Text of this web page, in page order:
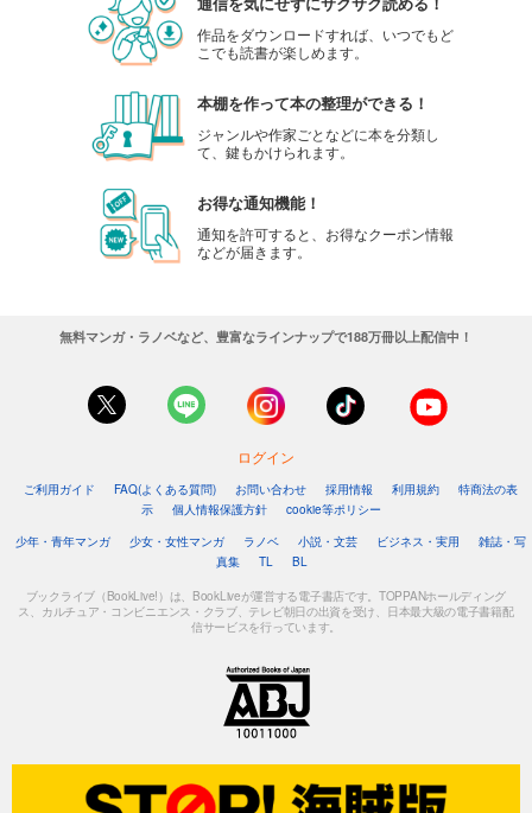
作品をダウンロードすれば、いつでもど
こでも読書が楽しめます。
本棚を作って本の整理ができる！
ジャンルや作家ごとなどに本を分類し
て、鍵もかけられます。
お得な通知機能！
通知を許可すると、お得なクーポン情報
などが届きます。
無料マンガ・ラノベなど、豊富なラインナップで188万冊以上配信中！
ログイン
ご利用ガイド FAQ(よくある質問) お問い合わせ 採用情報 利用規約
特商法の表
示
個人情報保護方針
cookie等ポリシー
少年・青年マンガ
少女・女性マンガ ラノベ 小説・文芸 ビジネス・実用
雑誌・写
真集
TL BL
ブックライブ（BookLive!）は、BookLiveが運営する電子書店です。TOPPANホールディング
ス、カルチュア・コンビニエンス・クラブ、テレビ朝日の出資を受け、日本最大級の電子書籍配
信サービスを行っています。